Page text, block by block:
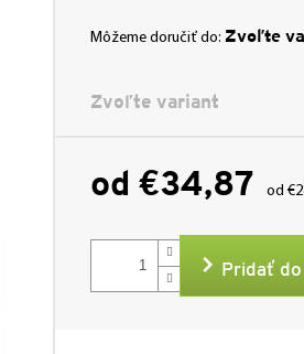
od €34,87 od
cena:
Môžeme doručiť do: Zvoľte
Zvoľte variant
Pridať